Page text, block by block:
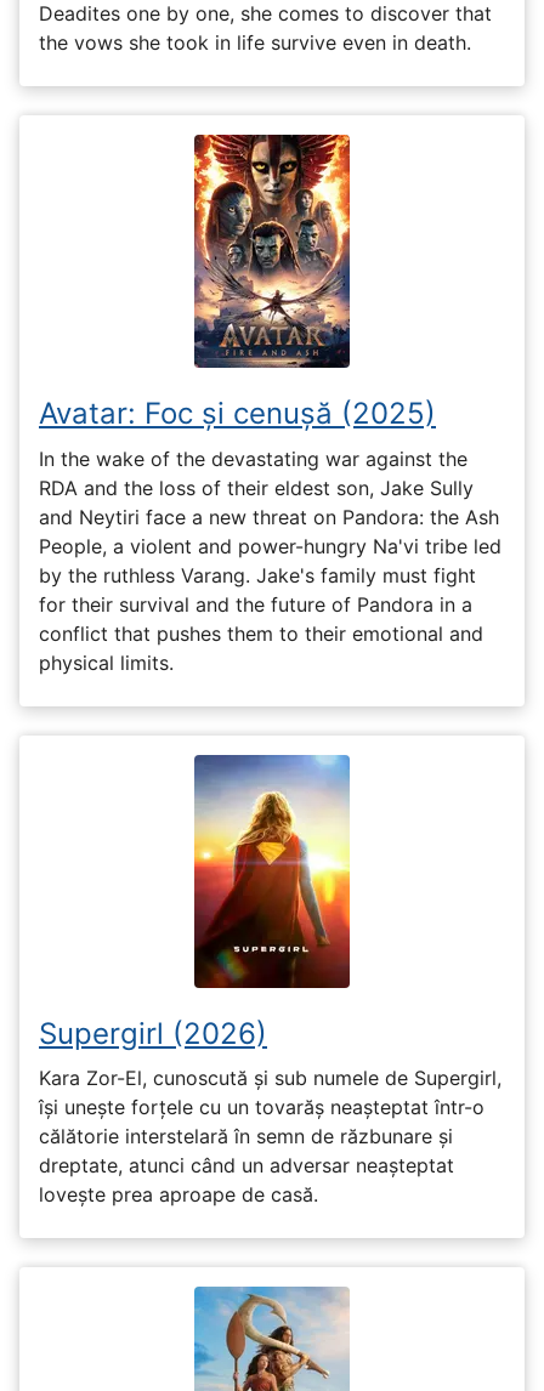
Deadites one by one, she comes to discover that
the vows she took in life survive even in death.
Avatar: Foc și cenușă (2025)
In the wake of the devastating war against the
RDA and the loss of their eldest son, Jake Sully
and Neytiri face a new threat on Pandora: the Ash
People, a violent and power-hungry Na'vi tribe led
by the ruthless Varang. Jake's family must fight
for their survival and the future of Pandora in a
conflict that pushes them to their emotional and
physical limits.
Supergirl (2026)
Kara Zor-El, cunoscută și sub numele de Supergirl,
își unește forțele cu un tovarăș neașteptat într-o
călătorie interstelară în semn de răzbunare și
dreptate, atunci când un adversar neașteptat
lovește prea aproape de casă.